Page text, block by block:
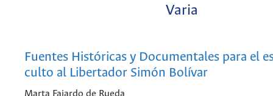
Varia
Fuentes Históricas y Documentales para el
culto al Libertador Simón Bolívar